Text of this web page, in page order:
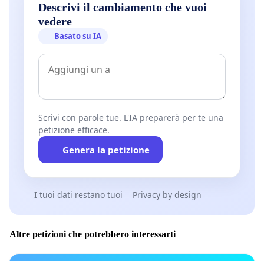
Descrivi il cambiamento che vuoi
vedere
Basato su IA
Scrivi con parole tue. L'IA preparerà per te una
petizione efficace.
Genera la petizione
I tuoi dati restano tuoi Privacy by design
Altre petizioni che potrebbero interessarti